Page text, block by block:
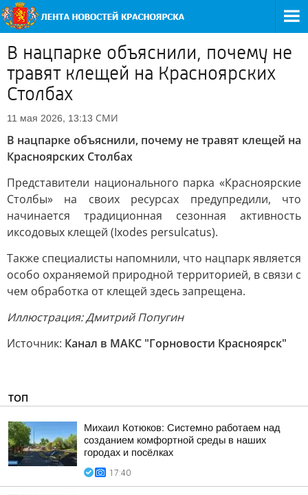
В нацпарке объяснили, почему не
травят клещей на Красноярских
Столбах
11 мая 2026, 13:13 СМИ
В нацпарке объяснили, почему не травят клещей на
Красноярских Столбах
Представители национального парка «Красноярские
Столбы» на своих ресурсах предупредили, что
начинается традиционная сезонная активность
иксодовых клещей (Ixodes persulcatus).
Также специалисты напомнили, что нацпарк является
особо охраняемой природной территорией, в связи с
чем обработка от клещей здесь запрещена.
Иллюстрация: Дмитрий Попугин
Источник: Канал в МАКС "Горновости Красноярск"
ТОП
Михаил Котюков: Системно работаем над
созданием комфортной среды в наших
городах и посёлках
17:40